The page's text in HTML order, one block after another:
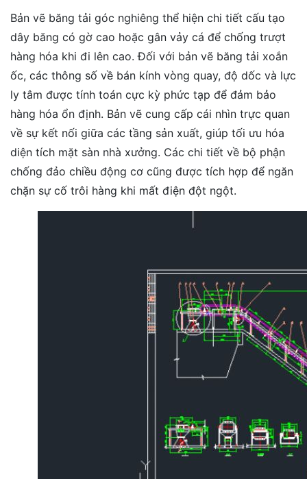
Bản vẽ băng tải góc nghiêng thể hiện chi tiết cấu tạo
dây băng có gờ cao hoặc gân vảy cá để chống trượt
hàng hóa khi đi lên cao. Đối với bản vẽ băng tải xoắn
ốc, các thông số về bán kính vòng quay, độ dốc và lực
ly tâm được tính toán cực kỳ phức tạp để đảm bảo
hàng hóa ổn định. Bản vẽ cung cấp cái nhìn trực quan
về sự kết nối giữa các tầng sản xuất, giúp tối ưu hóa
diện tích mặt sàn nhà xưởng. Các chi tiết về bộ phận
chống đảo chiều động cơ cũng được tích hợp để ngăn
chặn sự cố trôi hàng khi mất điện đột ngột.